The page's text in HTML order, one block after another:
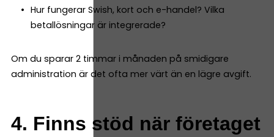
Hur fungerar Swish, kort och e-handel? Vilka
betallösningar är integrerade?
Om du sparar 2 timmar i månaden på smidigare
administration är det ofta mer värt än en lägre avgift.
4. Finns stöd när företaget